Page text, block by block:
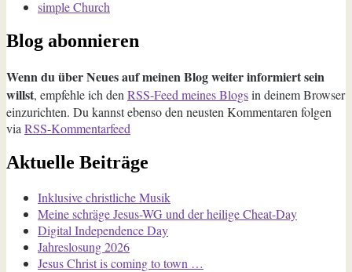
simple Church
Blog abonnieren
Wenn du über Neues auf meinen Blog weiter informiert sein
willst, empfehle ich den RSS-Feed meines Blogsin deinem Browser
einzurichten. Du kannst ebenso den neusten Kommentaren folgen
via RSS-Kommentarfeed
Aktuelle Beiträge
Inklusive christliche Musik
Meine schräge Jesus-WG und der heilige Cheat-Day
Digital Independence Day
Jahreslosung 2026
Jesus Christ is coming to town …